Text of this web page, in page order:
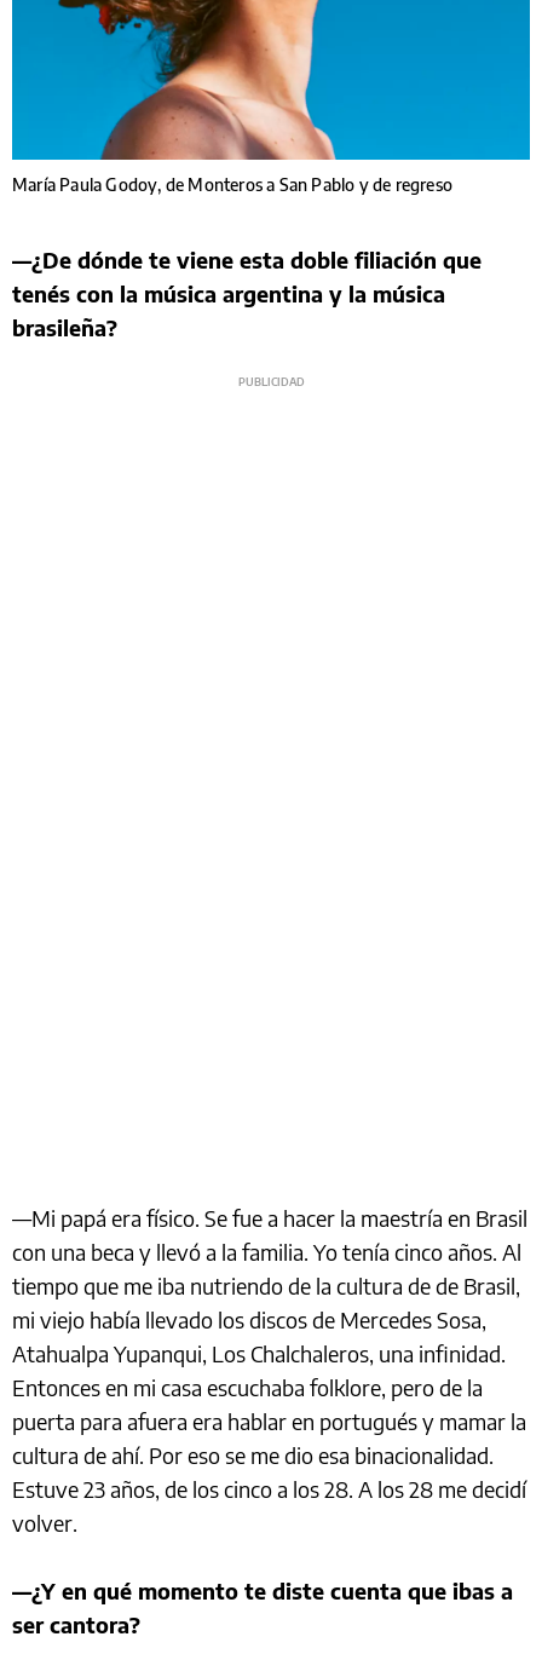
María Paula Godoy, de Monteros a San Pablo y de regreso
—¿De dónde te viene esta doble filiación que
tenés con la música argentina y la música
brasileña?
—Mi papá era físico. Se fue a hacer la maestría en Brasil
con una beca y llevó a la familia. Yo tenía cinco años. Al
tiempo que me iba nutriendo de la cultura de de Brasil,
mi viejo había llevado los discos de Mercedes Sosa,
Atahualpa Yupanqui, Los Chalchaleros, una infinidad.
Entonces en mi casa escuchaba folklore, pero de la
puerta para afuera era hablar en portugués y mamar la
cultura de ahí. Por eso se me dio esa binacionalidad.
Estuve 23 años, de los cinco a los 28. A los 28 me decidí
volver.
—¿Y en qué momento te diste cuenta que ibas a
ser cantora?